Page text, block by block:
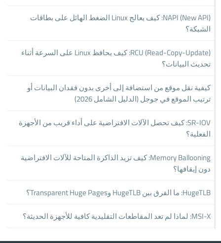
NAPI (New API): كيف يعالج Linux الضغط الهائل على بطاقات
الشبكة؟
RCU (Read-Copy-Update): كيف يحافظ Linux على السرعة أثناء
تحديث البيانات؟
كيفية نقل موقع من استضافة إلى أخرى بدون فقدان البيانات أو
ترتيب الموقع في جوجل (الدليل الشامل 2026)
SR-IOV: كيف تحصل الآلات الافتراضية على أداء قريب من الأجهزة
الفعلية؟
Memory Ballooning: كيف تزيد الذاكرة المتاحة للآلات الافتراضية
دون إيقافها؟
HugeTLB: ما الفرق بين HugeTLB وTransparent Huge Pages؟
MSI-X: لماذا لم تعد المقاطعات التقليدية كافية للأجهزة الحديثة؟